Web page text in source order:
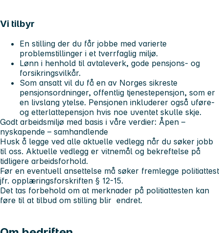
Vi tilbyr
En stilling der du får jobbe med varierte
problemstillinger i et tverrfaglig miljø.
Lønn i henhold til avtaleverk, gode pensjons- og
forsikringsvilkår.
Som ansatt vil du få en av Norges sikreste
pensjonsordninger, offentlig tjenestepensjon, som er
en livslang ytelse. Pensjonen inkluderer også uføre-
og etterlattepensjon hvis noe uventet skulle skje.
Godt arbeidsmiljø med basis i våre verdier: Åpen –
nyskapende – samhandlende
Husk å legge ved alle aktuelle vedlegg når du søker jobb
til oss. Aktuelle vedlegg er vitnemål og bekreftelse på
tidligere arbeidsforhold.
Før en eventuell ansettelse må søker fremlegge politiattest
jfr. opplæringsforskriften § 12-15.
Det tas forbehold om at merknader på politiattesten kan
føre til at tilbud om stilling blir endret.